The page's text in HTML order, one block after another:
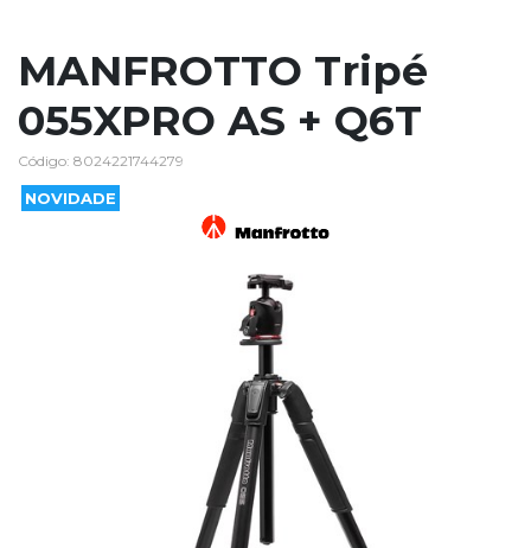
MANFROTTO Tripé
055XPRO AS + Q6T
Código: 8024221744279
NOVIDADE